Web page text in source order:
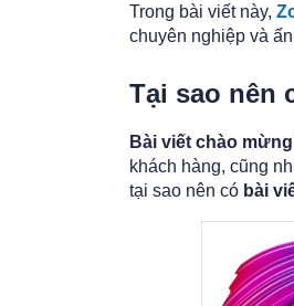
Trong bài viết này,
chuyên nghiệp và
Tại sao nên
Bài viết chào
khách hàng, cũng
tại sao nên có bài